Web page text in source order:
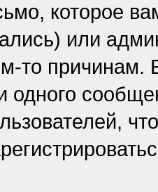
которое
или
то
одного